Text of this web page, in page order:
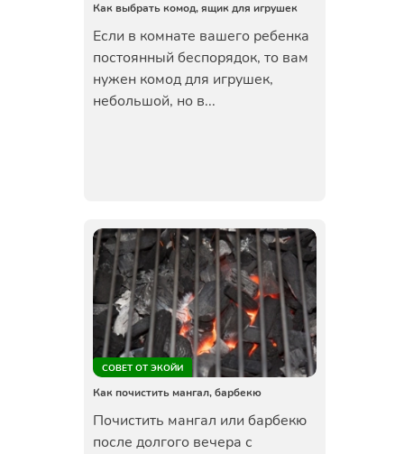
Как выбрать комод, ящик для игрушек
Если в комнате вашего ребенка
постоянный беспорядок, то вам
нужен комод для игрушек,
небольшой, но в...
СОВЕТ ОТ ЭКОЙИ
Как почистить мангал, барбекю
Почистить мангал или барбекю
после долгого вечера с